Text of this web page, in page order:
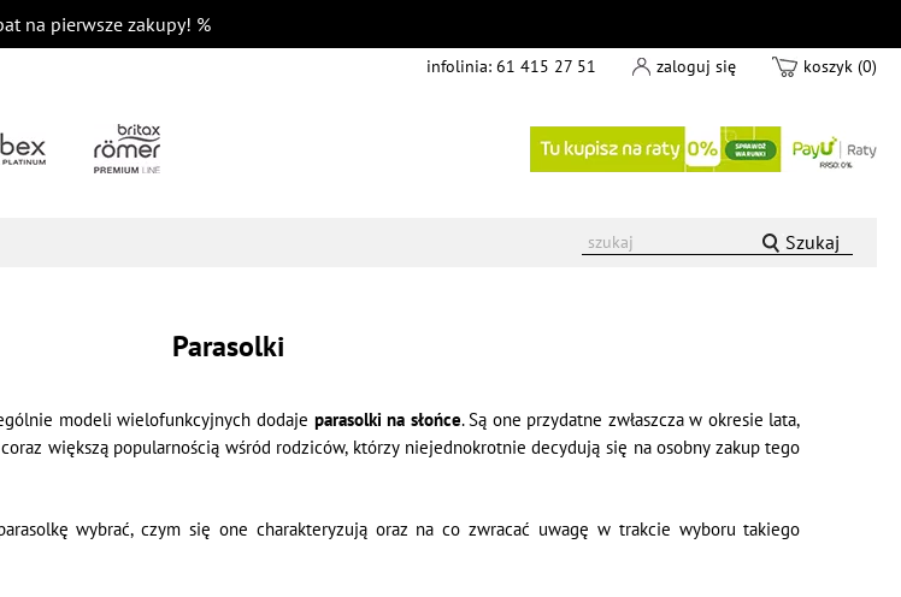
na pierwsze zakupy! %
infolinia: 61 415 27 51 zaloguj się koszyk (0)
Szukaj
Parasolki
modeli wielofunkcyjnych dodaje parasolki na słońce. Są one przydatne zwłaszcza w okresie lata,
większą popularnością wśród rodziców, którzy niejednokrotnie decydują się na osobny zakup tego
wybrać, czym się one charakteryzują oraz na co zwracać uwagę w trakcie wyboru takiego